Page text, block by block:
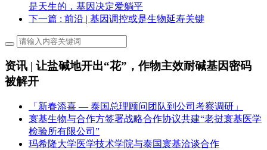
是天生的，基因决定爱躺平
下一篇 : 前沿 | 基因调控或是生物延寿关键
资讯 | 让盐碱地开出“花”，作物主效耐碱基因密码
被解开
「新春添喜 — 泰国总理顾问团队到公司考察调研」
寰基生物与合作方签署战略合作协议共建“老挝寰基医学
检验所有限公司”
玛希隆大学医学技术学院与泰国寰基洽谈合作